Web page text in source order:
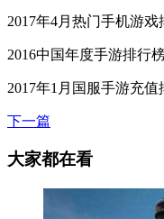
2017年4月热门手机游
2016中国年度手游排行
2017年1月国服手游充
下一篇
大家都在看